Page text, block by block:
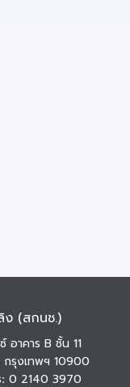
ง (สกนช.)
อาคาร B ชั้น 11
รุงเทพฯ 10900
0 2140 3970